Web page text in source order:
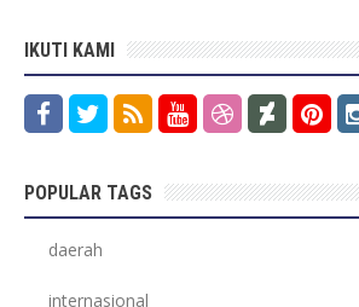
IKUTI KAMI
POPULAR TAGS
daerah
internasional